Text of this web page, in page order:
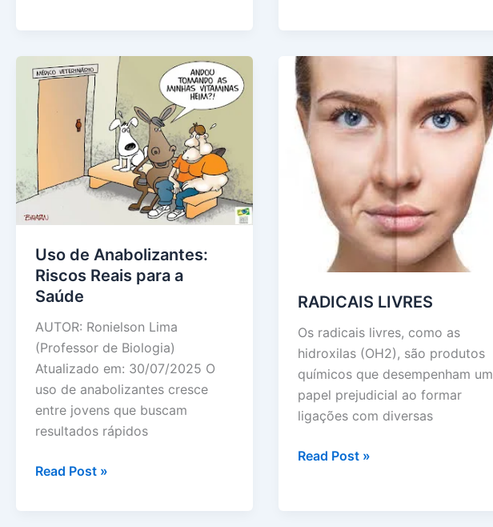
Uso de Anabolizantes:
Riscos Reais para a
Saúde
AUTOR: Ronielson Lima
(Professor de Biologia)
Atualizado em: 30/07/2025 O
uso de anabolizantes cresce
entre jovens que buscam
resultados rápidos
Uso
Read Post »
RADICAIS LIVRES
Os radicais livres, como as
hidroxilas (OH2), são produtos
químicos que desempenham um
papel prejudicial ao formar
ligações com diversas
RADICAIS
Read Post »